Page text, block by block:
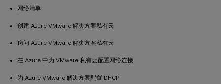
网络清单
创建 Azure VMware 解决方案私有云
访问 Azure VMware 解决方案私有云
在 Azure 中为 VMware 私有云配置网络连接
为 Azure VMware 解决方案配置 DHCP